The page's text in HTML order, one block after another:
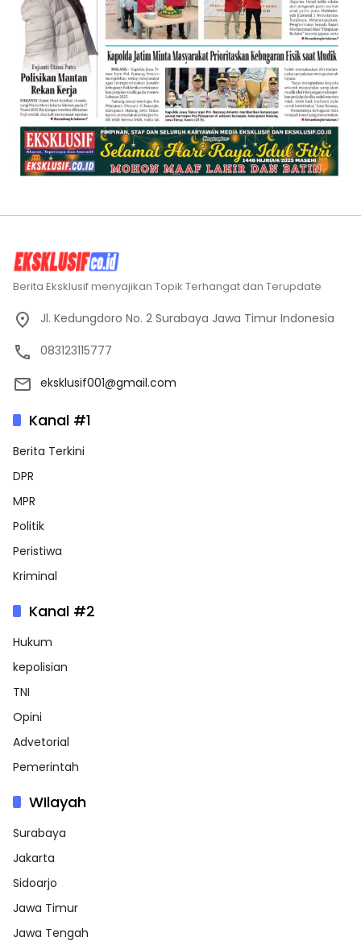
Berita Eksklusif menyajikan Topik Terhangat dan Terupdate
Jl. Kedungdoro No. 2 Surabaya Jawa Timur Indonesia
083123115777
eksklusif001@gmail.com
Kanal #1
Berita Terkini
DPR
MPR
Politik
Peristiwa
Kriminal
Kanal #2
Hukum
kepolisian
TNI
Opini
Advetorial
Pemerintah
WIlayah
Surabaya
Jakarta
Sidoarjo
Jawa Timur
Jawa Tengah